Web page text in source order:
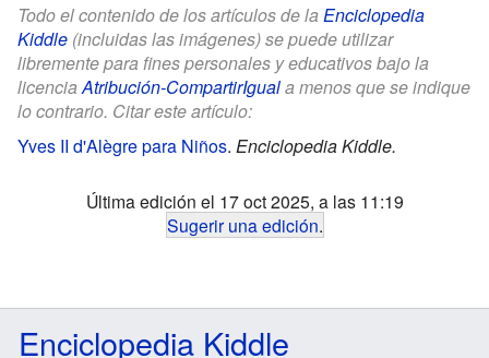
Todo el contenido de los artículos de la Enciclopedia
Kiddle (incluidas las imágenes) se puede utilizar
libremente para fines personales y educativos bajo la
licenciaAtribución-CompartirIguala menos que se indique
lo contrario. Citar este artículo:
Yves II d'Alègre para Niños. Enciclopedia Kiddle.
Última edición el 17 oct 2025, a las 11:19
Sugerir una edición.
Enciclopedia Kiddle